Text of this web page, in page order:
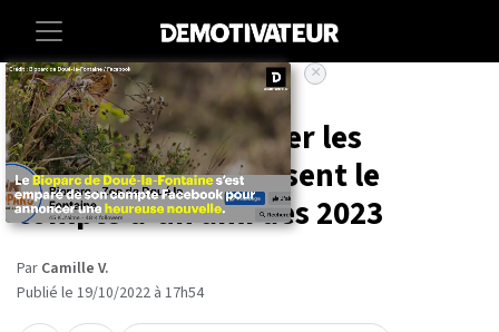
Accueil Entertainment Tele
Netflix va faire payer les
personnes qui utilisent le
compte d'un ami dès 2023
Par Camille V.
Publié le 19/10/2022 à 17h54
×